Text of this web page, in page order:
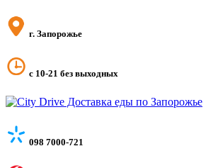
г. Запорожье
с 10-21 без выходных
098 7000-721